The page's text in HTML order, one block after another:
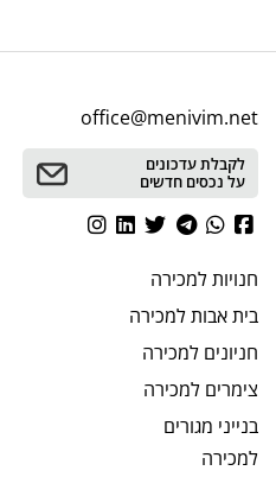
office@menivim.net
לקבלת עדכונים
על נכסים חדשים
חנויותלמכירה
בית אבותלמכירה
חניונים למכירה
צימרים למכירה
בנייני מגורים
למכירה